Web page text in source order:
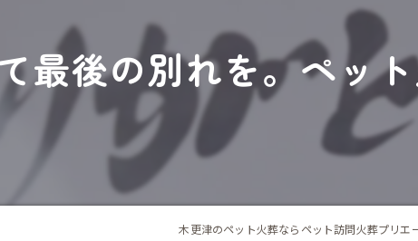
最後の別れを。ペッ
木更津のペット火葬ならペット訪問火葬プリエ